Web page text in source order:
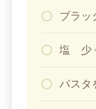
ブラ
塩 少
パス